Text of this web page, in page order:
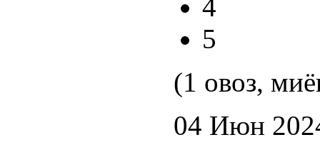
4
5
(1 овоз,
04 Июн